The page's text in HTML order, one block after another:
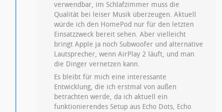
verwendbar, im Schlafzimmer muss die
Qualität bei leiser Musik überzeugen. Aktuell
würde ich den HomePod nur für den letzten
Einsatzzweck bereit sehen. Aber vielleicht
bringt Apple ja noch Subwoofer und alternative
Lautsprecher, wenn AirPlay 2 läuft, und man
die Dinger vernetzen kann.
Es bleibt für mich eine interessante
Entwicklung, die ich erstmal von außen
betrachten werde, da ich aktuell ein
funktionierendes Setup aus Echo Dots, Echo